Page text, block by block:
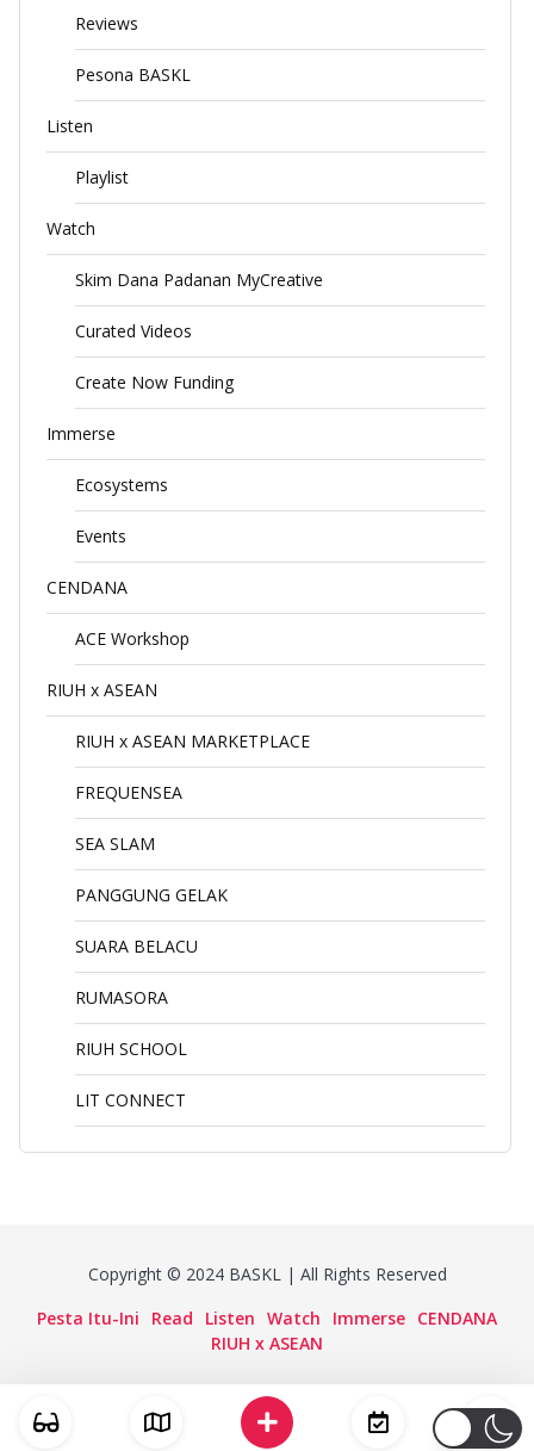
Reviews
Pesona BASKL
Listen
Playlist
Watch
Skim Dana Padanan MyCreative
Curated Videos
Create Now Funding
Immerse
Ecosystems
Events
CENDANA
ACE Workshop
RIUH x ASEAN
RIUH x ASEAN MARKETPLACE
FREQUENSEA
SEA SLAM
PANGGUNG GELAK
SUARA BELACU
RUMASORA
RIUH SCHOOL
LIT CONNECT
Copyright © 2024 BASKL | All Rights Reserved
Pesta Itu-Ini
Read Listen Watch Immerse CENDANA
RIUH x ASEAN